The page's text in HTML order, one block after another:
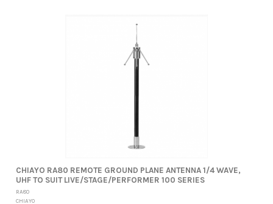
CHIAYO RA80 REMOTE GROUND PLANE ANTENNA 1/4 WAVE,
UHF TO SUIT LIVE/STAGE/PERFORMER 100 SERIES
RA80
CHIAYO